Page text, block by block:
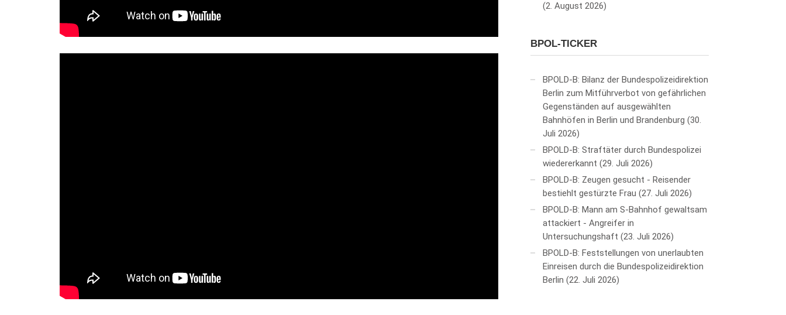
2. August 2026
BPOL-TICKER
BPOLD-B: Bilanz der Bundespolizeidirektion
Berlin zum Mitführverbot von gefährlichen
Gegenständen auf ausgewählten
Bahnhöfen in Berlin und Brandenburg 30.
Juli 2026
BPOLD-B: Straftäter durch Bundespolizei
wiedererkannt 29. Juli 2026
BPOLD-B: Zeugen gesucht - Reisender
bestiehlt gestürzte Frau 27. Juli 2026
BPOLD-B: Mann am S-Bahnhof gewaltsam
attackiert - Angreifer in
Untersuchungshaft 23. Juli 2026
BPOLD-B: Feststellungen von unerlaubten
Einreisen durch die Bundespolizeidirektion
Berlin 22. Juli 2026